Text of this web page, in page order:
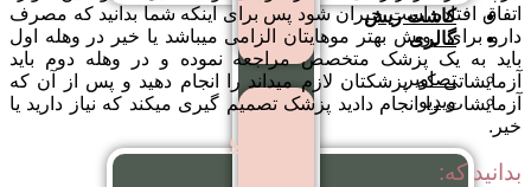
کاشت ریش
گالری
تصاویر
ویدیو
زنان
کاشت
اتفاق افتاده است جبران شود پس برای اینکه شما بدانید که مصرف
دارو برای رویش بهتر موهایتان الزامی میباشد یا خیر در وهله اول
باید به یک پزشک متخصص مراجعه نموده و در وهله دوم باید
آزمایشاتی که پزشکتان لازم میداند را انجام دهید و پس از آن که
آزمایشات را انجام دادید پزشک تصمیم گیری میکند که نیاز دارید یا
خیر.
بدانید که: